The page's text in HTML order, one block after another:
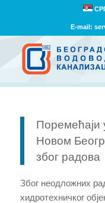
E-mail:
Поремећаји
Новом
због радова
Због неодложних
хидротехничког